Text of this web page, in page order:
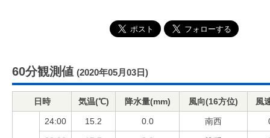
60分観測値 (2020年05月03日)
日時 気温(℃) 降水量(mm) 風向(16方位) 風
24:00 15.2 0.0 南西